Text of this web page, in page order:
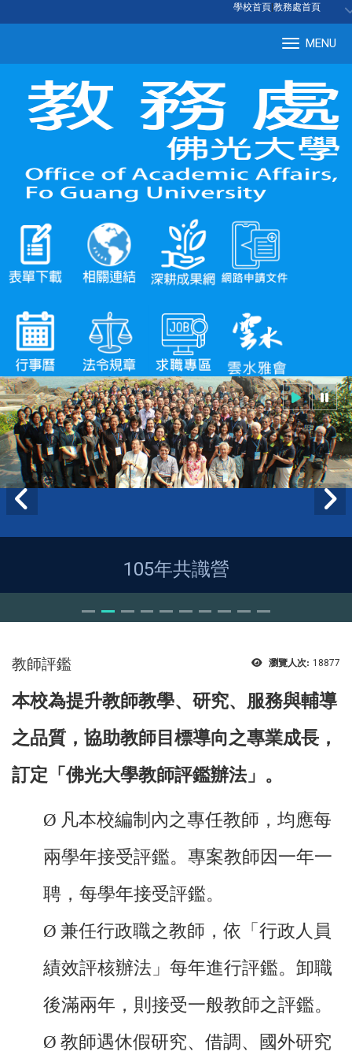
學校首頁 教務處首頁
MENU
105年共識營
瀏覽人次: 18877
教師評鑑
本校為提升教師教學、研究、服務與輔導
之品質，協助教師目標導向之專業成長，
訂定「佛光大學教師評鑑辦法」。
Ø 凡本校編制內之專任教師，均應每
兩學年接受評鑑。專案教師因一年一
聘，每學年接受評鑑。
Ø 兼任行政職之教師，依「行政人員
績效評核辦法」每年進行評鑑。卸職
後滿兩年，則接受一般教師之評鑑。
Ø 教師遇休假研究、借調、國外研究